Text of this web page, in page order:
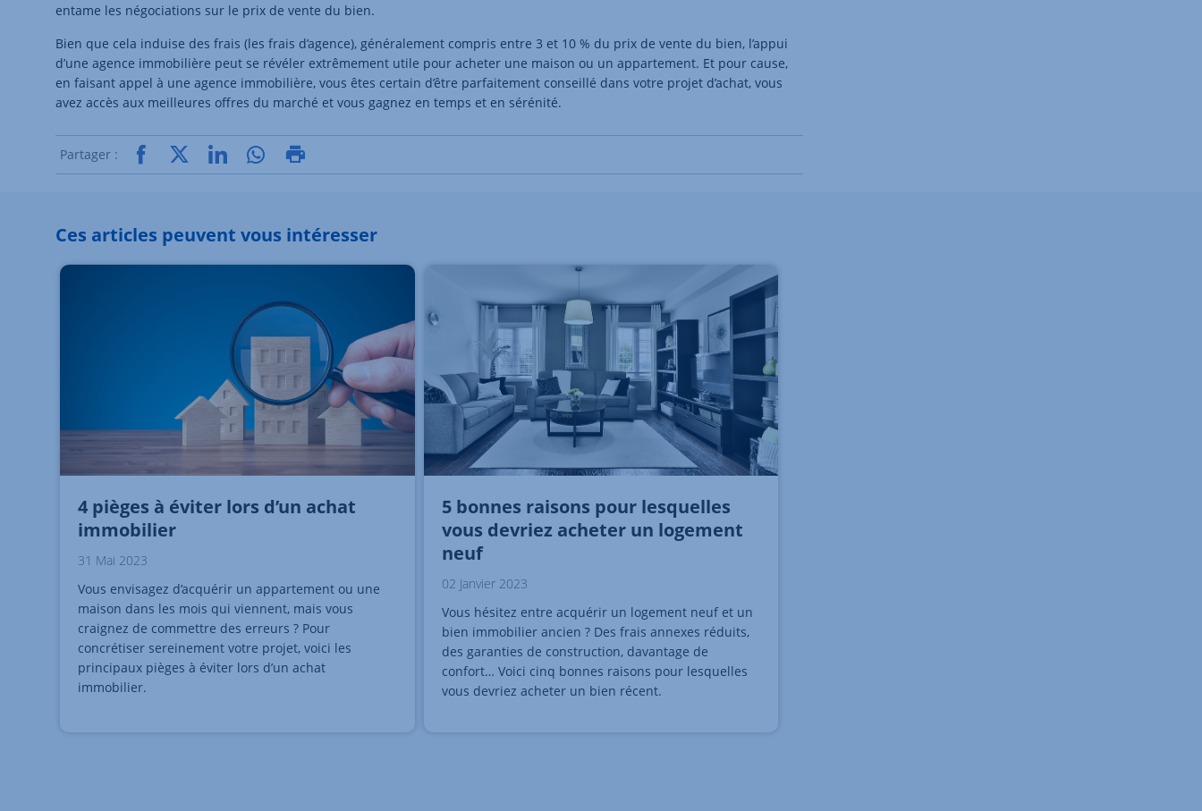
entame les négociations sur le prix de vente du bien.
Bien que cela induise des frais (les frais d’agence), généralement compris entre 3 et 10 % du prix de vente du bien, l’appui
d’une agence immobilière peut se révéler extrêmement utile pour acheter une maison ou un appartement. Et pour cause,
en faisant appel à une agence immobilière, vous êtes certain d’être parfaitement conseillé dans votre projet d’achat, vous
avez accès aux meilleures offres du marché et vous gagnez en temps et en sérénité.
Partager :
Ces articles peuvent vous intéresser
4 pièges à éviter lors d’un achat
immobilier
31 Mai 2023
Vous envisagez d’acquérir un appartement ou une
maison dans les mois qui viennent, mais vous
craignez de commettre des erreurs ? Pour
concrétiser sereinement votre projet, voici les
principaux pièges à éviter lors d’un achat
immobilier.
5 bonnes raisons pour lesquelles
vous devriez acheter un logement
neuf
02 Janvier 2023
Vous hésitez entre acquérir un logement neuf et un
bien immobilier ancien ? Des frais annexes réduits,
des garanties de construction, davantage de
confort… Voici cinq bonnes raisons pour lesquelles
vous devriez acheter un bien récent.